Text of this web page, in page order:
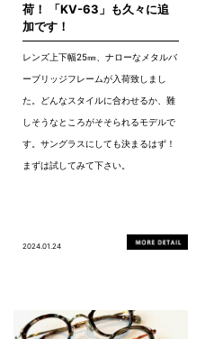
荷！ 「KV-63」も久々に追
加です！
レンズ上下幅25㎜、ナローなメタルバ
ーブリッジフレームが入荷致しまし
た。どんなスタイルに合わせるか、難
しそうなところがそそられるモデルで
す。サングラスにしても決まるはず！
まずは試してみて下さい。
2024.01.24